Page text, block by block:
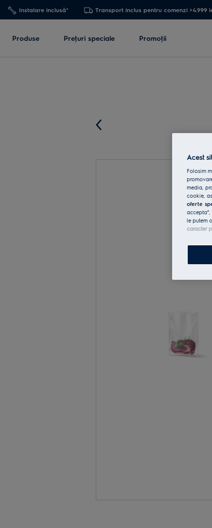
Instalare inclusă* Transport inclus pentru comenzi >4.999
Produse Preţuri speciale Promoţii
Acest
Folosim
media,
cookie,
oferte
le putem
caracter